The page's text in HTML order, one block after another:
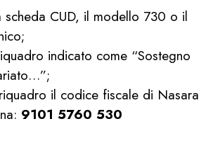
scheda CUD, il modello 730 o il
indicato come “Sostegno
il codice fiscale di Nasara
9101 5760 530